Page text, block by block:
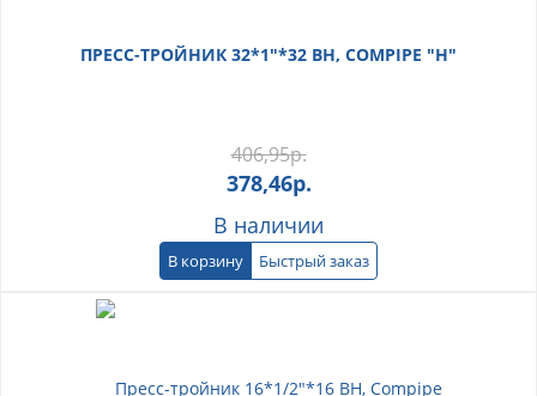
ПРЕСС-ТРОЙНИК 32*1"*32 ВН, COMPIPE "Н"
406,95р.
378,46р.
В наличии
В корзину Быстрый заказ